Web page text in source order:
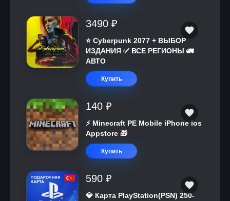
3490 ₽
⭐ Cyberpunk 2077 + ВЫБОР
ИЗДАНИЯ ✅ ВСЕ РЕГИОНЫ 🚛
АВТО
Купить
140 ₽
⚡️ Minecraft PE Mobile iPhone ios
Appstore 🎁
Купить
590 ₽
💎 Карта PlayStation(PSN) 250-